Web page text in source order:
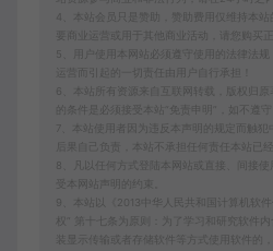
4、本站会员只是赞助，赞助费用仅维持本
要商业运营或用于其他商业活动，请您购买
5、用户使用本网站必须遵守使用的法律法规
6、本站所有资源来自互联网转载，版权归原
的条件是必须接受本站“免责申明”，如不遵
7、本站使用者因为违反本声明的规定而触犯
后果自己负责，本站不承担任何责任本站已
8、凡以任何方式登陆本网站或直接、间接使
受本网站声明的约束。
9、本站以《2013中华人民共和国计算机软
权” 第十七条为原则：为了学习和研究软件
装显示传输或者存储软件等方式使用软件的